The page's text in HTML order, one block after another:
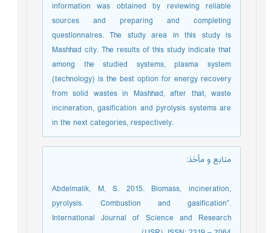
information was obtained by reviewing reliable
sources and preparing and completing
questionnaires. The study area in this study is
Mashhad city. The results of this study indicate that
among the studied systems, plasma system
(technology) is the best option for energy recovery
from solid wastes in Mashhad, after that, waste
incineration, gasification and pyrolysis systems are
in the next categories, respectively.
منابع و مأخذ:
Abdelmalik, M, S. 2015. Biomass, incineration,
pyrolysis. Combustion and gasification”.
International Journal of Science and Research